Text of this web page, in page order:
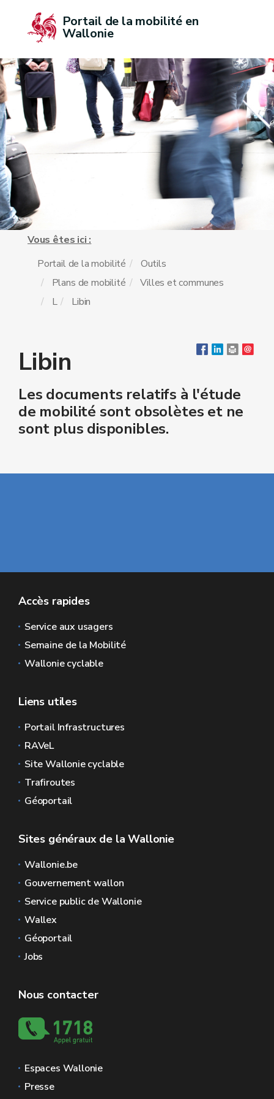
Portail de la mobilité en
Wallonie
Vous êtes ici :
Portail de la mobilité
Outils
Plans de mobilité
Villes et communes
L
Libin
Libin
Les documents relatifs à l'étude
de mobilité sont obsolètes et ne
sont plus disponibles.
Accès rapides
Service aux usagers
Semaine de la Mobilité
Wallonie cyclable
Liens utiles
Portail Infrastructures
RAVeL
Site Wallonie cyclable
Trafiroutes
Géoportail
Sites généraux de la Wallonie
Wallonie.be
Gouvernement wallon
Service public de Wallonie
Wallex
Géoportail
Jobs
Nous contacter
Espaces Wallonie
Presse